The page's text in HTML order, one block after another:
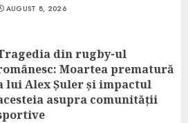
AUGUST 8, 2026
din rugby-ul
Moartea prematură
lui Alex Șuler și impactul
asupra comunității